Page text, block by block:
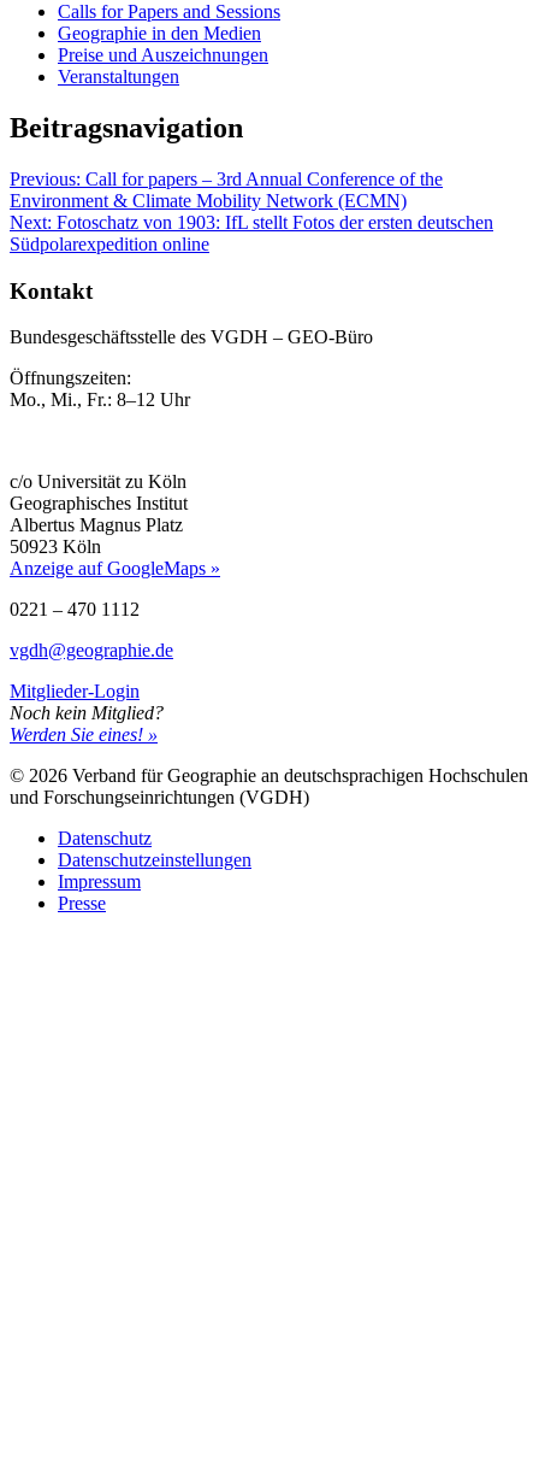
Calls for Papers and Sessions
Geographie in den Medien
Preise und Auszeichnungen
Veranstaltungen
Beitragsnavigation
Previous: Call for papers – 3rd Annual Conference of the
Environment & Climate Mobility Network (ECMN)
Next: Fotoschatz von 1903: IfL stellt Fotos der ersten deutschen
Südpolarexpedition online
Kontakt
Bundesgeschäftsstelle des VGDH – GEO-Büro
Öffnungszeiten:
Mo., Mi., Fr.: 8–12 Uhr
c/o Universität zu Köln
Geographisches Institut
Albertus Magnus Platz
50923 Köln
Anzeige auf GoogleMaps »
0221 – 470 1112
vgdh@geographie.de
Mitglieder-Login
Noch kein Mitglied?
Werden Sie eines! »
© 2026 Verband für Geographie an deutschsprachigen Hochschulen
und Forschungseinrichtungen (VGDH)
Datenschutz
Datenschutzeinstellungen
Impressum
Presse